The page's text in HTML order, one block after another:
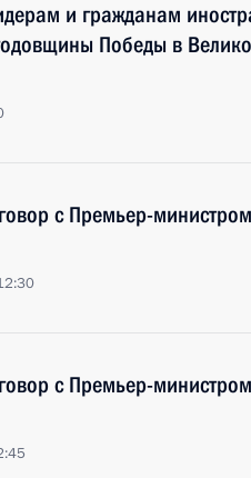
и гражданам
Победы в
с Премьер-
с Премьер-